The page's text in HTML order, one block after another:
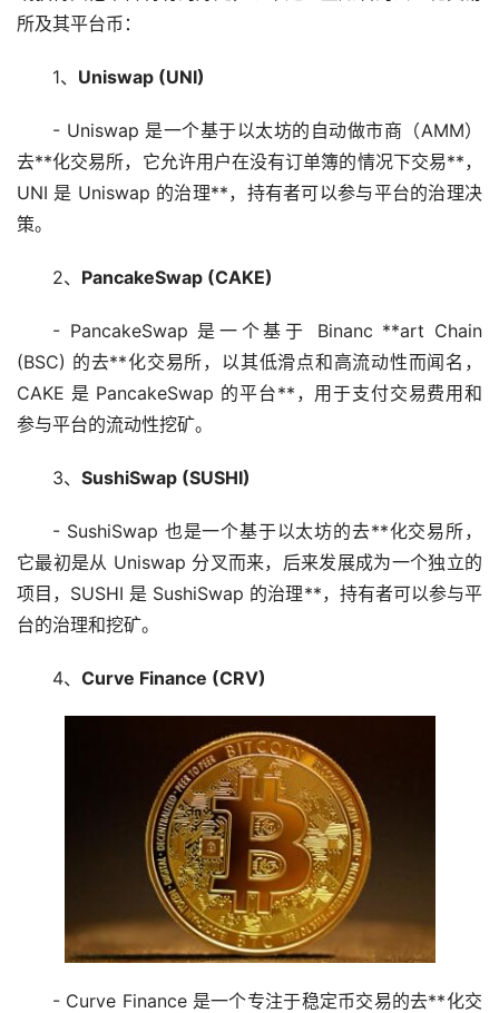
所及其平台币：
1、 Uniswap (UNI)
- Uniswap 是一个基于以太坊的自动做市商（AMM）
去**化交易所，它允许用户在没有订单簿的情况下交易**，
UNI 是 Uniswap 的治理**，持有者可以参与平台的治理决
策。
2、 PancakeSwap (CAKE)
- PancakeSwap 是一个基于 Binanc **art Chain
(BSC) 的去**化交易所，以其低滑点和高流动性而闻名，
CAKE 是 PancakeSwap 的平台**，用于支付交易费用和
参与平台的流动性挖矿。
3、 SushiSwap (SUSHI)
- SushiSwap 也是一个基于以太坊的去**化交易所，
它最初是从 Uniswap 分叉而来，后来发展成为一个独立的
项目，SUSHI 是 SushiSwap 的治理**，持有者可以参与平
台的治理和挖矿。
4、 Curve Finance (CRV)
- Curve Finance 是一个专注于稳定币交易的去**化交